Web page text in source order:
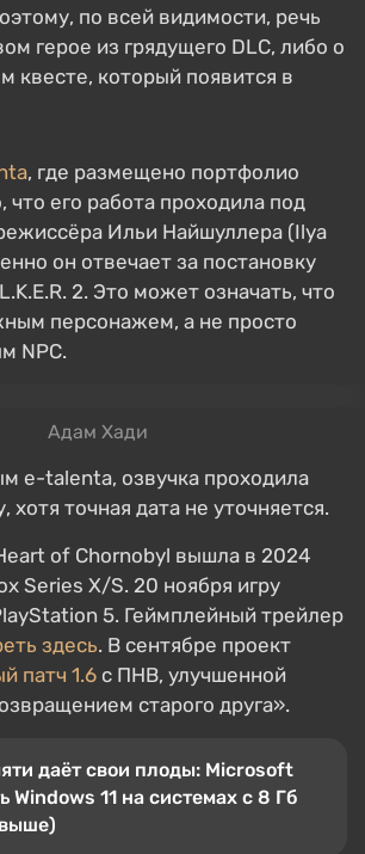
по всей видимости, речь
герое из грядущего DLC, либо о
квесте, который появится в
, где размещено портфолио
что его работа проходила под
Ильи Найшуллера (Ilya
он отвечает за постановку
2. Это может означать, что
персонажем, а не просто
NPC.
Адам Хади
e-talenta, озвучка проходила
хотя точная дата не уточняется.
Heart of Chornobyl вышла в 2024
Series X/S. 20 ноября игру
5. Геймплейный трейлер
здесь. В сентябре проект
патч 1.6 с ПНВ, улучшенной
старого друга».
даёт свои плоды: Microsoft
Windows 11 на системах с 8 Гб